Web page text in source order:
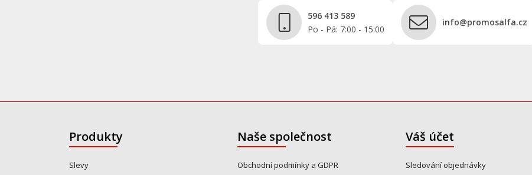
596 413 589
Po - Pá: 7:00 - 15:00
info@promosalfa.cz
Produkty
Slevy
Naše společnost
Obchodní podmínky a GDPR
Váš účet
Sledování objednávky